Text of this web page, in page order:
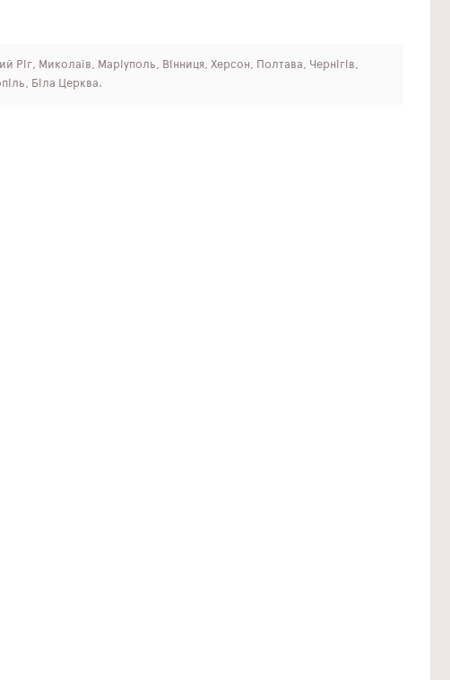
Ріг, Миколаїв, Маріуполь, Вінниця, Херсон, Полтава, Чернігів,
Біла Церква.